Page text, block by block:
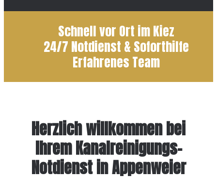
Schnell vor Ort im Kiez
24/7 Notdienst & Soforthilfe
Erfahrenes Team
Herzlich willkommen bei
Ihrem Kanalreinigungs-
Notdienst in Appenweier